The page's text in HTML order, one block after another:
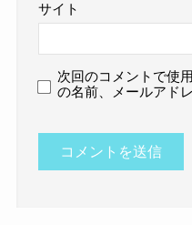
サイト
次回のコメントで使
の名前、メールアド